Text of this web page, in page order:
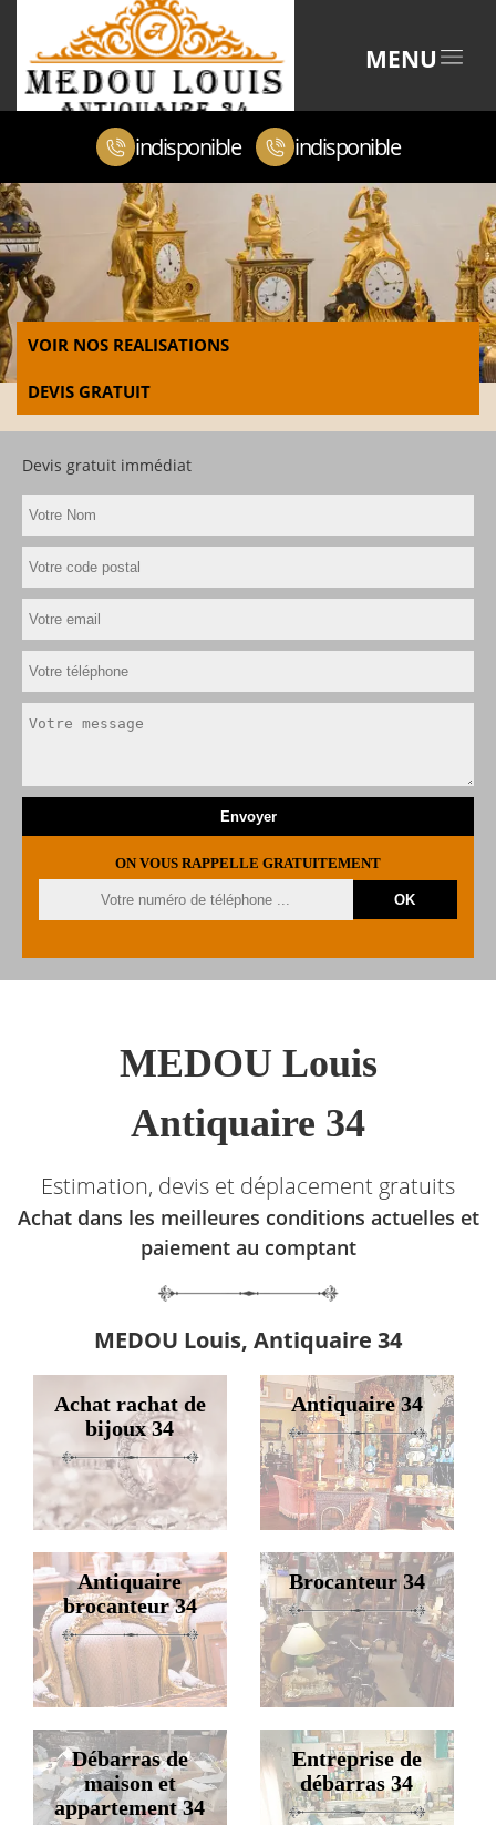
MENU
indisponible indisponible
VOIR NOS REALISATIONS
DEVIS GRATUIT
Devis gratuit immédiat
ON VOUS RAPPELLE GRATUITEMENT
MEDOU Louis
Antiquaire 34
Estimation, devis et déplacement gratuits
Achat dans les meilleures conditions actuelles et
paiement au comptant
MEDOU Louis, Antiquaire 34
Achat rachat de
bijoux 34
Antiquaire 34
Antiquaire
brocanteur 34
Brocanteur 34
Débarras de
maison et
appartement 34
Entreprise de
débarras 34